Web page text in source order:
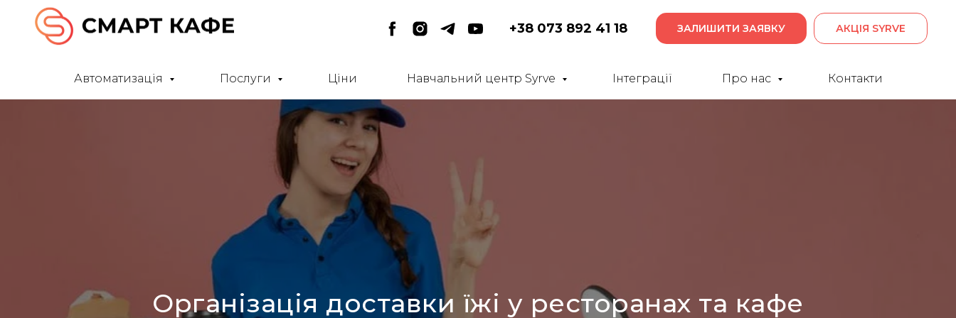
+38 073 892 41 18 ЗАЛИШИТИ ЗАЯВКУ АКЦІЯ SYRVE
Автоматизація Послуги Ціни Навчальний центр Syrve Інтеграції Про нас Контакти
Організація доставки їжі у ресторанах та кафе